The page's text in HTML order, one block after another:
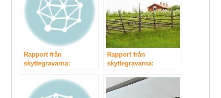
Rapport från
skyttegravarna:
Rapport från
skyttegravarna: